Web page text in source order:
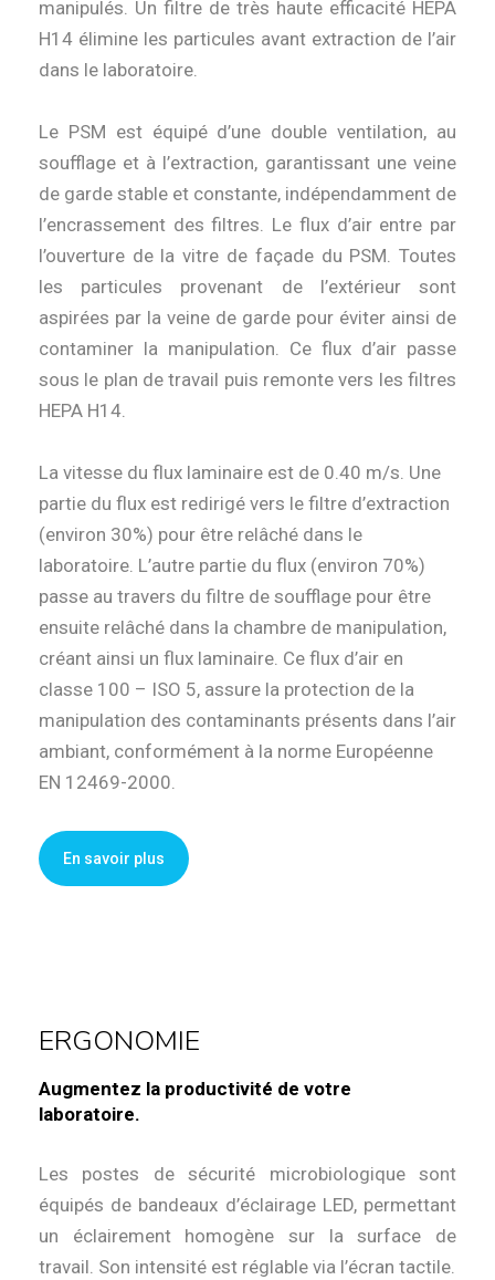
manipulés. Un filtre de très haute efficacité HEPA
H14 élimine les particules avant extraction de l’air
dans le laboratoire.
Le PSM est équipé d’une double ventilation, au
soufflage et à l’extraction, garantissant une veine
de garde stable et constante, indépendamment de
l’encrassement des filtres. Le flux d’air entre par
l’ouverture de la vitre de façade du PSM. Toutes
les particules provenant de l’extérieur sont
aspirées par la veine de garde pour éviter ainsi de
contaminer la manipulation. Ce flux d’air passe
sous le plan de travail puis remonte vers les filtres
HEPA H14.
La vitesse du flux laminaire est de 0.40 m/s. Une
partie du flux est redirigé vers le filtre d’extraction
(environ 30%) pour être relâché dans le
laboratoire. L’autre partie du flux (environ 70%)
passe au travers du filtre de soufflage pour être
ensuite relâché dans la chambre de manipulation,
créant ainsi un flux laminaire. Ce flux d’air en
classe 100 – ISO 5, assure la protection de la
manipulation des contaminants présents dans l’air
ambiant, conformément à la norme Européenne
EN 12469-2000.
En savoir plus
ERGONOMIE
Augmentez la productivité de votre
laboratoire.
Les postes de sécurité microbiologique sont
équipés de bandeaux d’éclairage LED, permettant
un éclairement homogène sur la surface de
travail. Son intensité est réglable via l’écran tactile.